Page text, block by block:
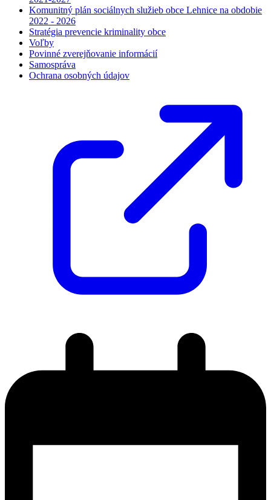
Komunitný plán sociálnych služieb obce Lehnice na obdobie
2022 - 2026
Stratégia prevencie kriminality obce
Voľby
Povinné zverejňovanie informácií
Samospráva
Ochrana osobných údajov